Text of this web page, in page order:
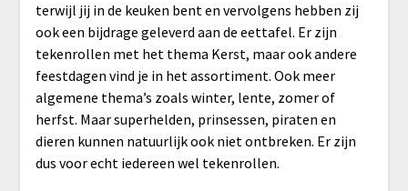
terwijl jij in de keuken bent en vervolgens hebben zij
ook een bijdrage geleverd aan de eettafel. Er zijn
tekenrollen met het thema Kerst, maar ook andere
feestdagen vind je in het assortiment. Ook meer
algemene thema’s zoals winter, lente, zomer of
herfst. Maar superhelden, prinsessen, piraten en
dieren kunnen natuurlijk ook niet ontbreken. Er zijn
dus voor echt iedereen wel tekenrollen.